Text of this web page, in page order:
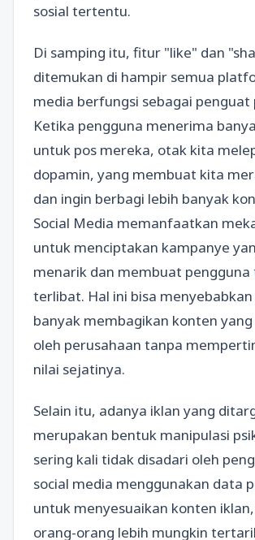
sosial tertentu.
Di samping itu, fitur "like" dan
ditemukan di hampir semua
media berfungsi sebagai penguat
Ketika pengguna menerima
untuk pos mereka, otak kita
dopamin, yang membuat kita
dan ingin berbagi lebih banyak
Social Media memanfaatkan
untuk menciptakan kampanye
menarik dan membuat pengguna
terlibat. Hal ini bisa
banyak membagikan konten
oleh perusahaan tanpa
nilai sejatinya.
Selain itu, adanya iklan yang
merupakan bentuk manipulasi
sering kali tidak disadari oleh
social media menggunakan data
untuk menyesuaikan konten
orang-orang lebih mungkin